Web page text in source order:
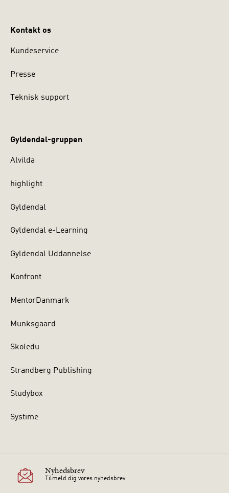
Kontakt os
Kundeservice
Presse
Teknisk support
Gyldendal-gruppen
Alvilda
highlight
Gyldendal
Gyldendal e-Learning
Gyldendal Uddannelse
Konfront
MentorDanmark
Munksgaard
Skoledu
Strandberg Publishing
Studybox
Systime
Nyhedsbrev
Tilmeld dig vores nyhedsbrev